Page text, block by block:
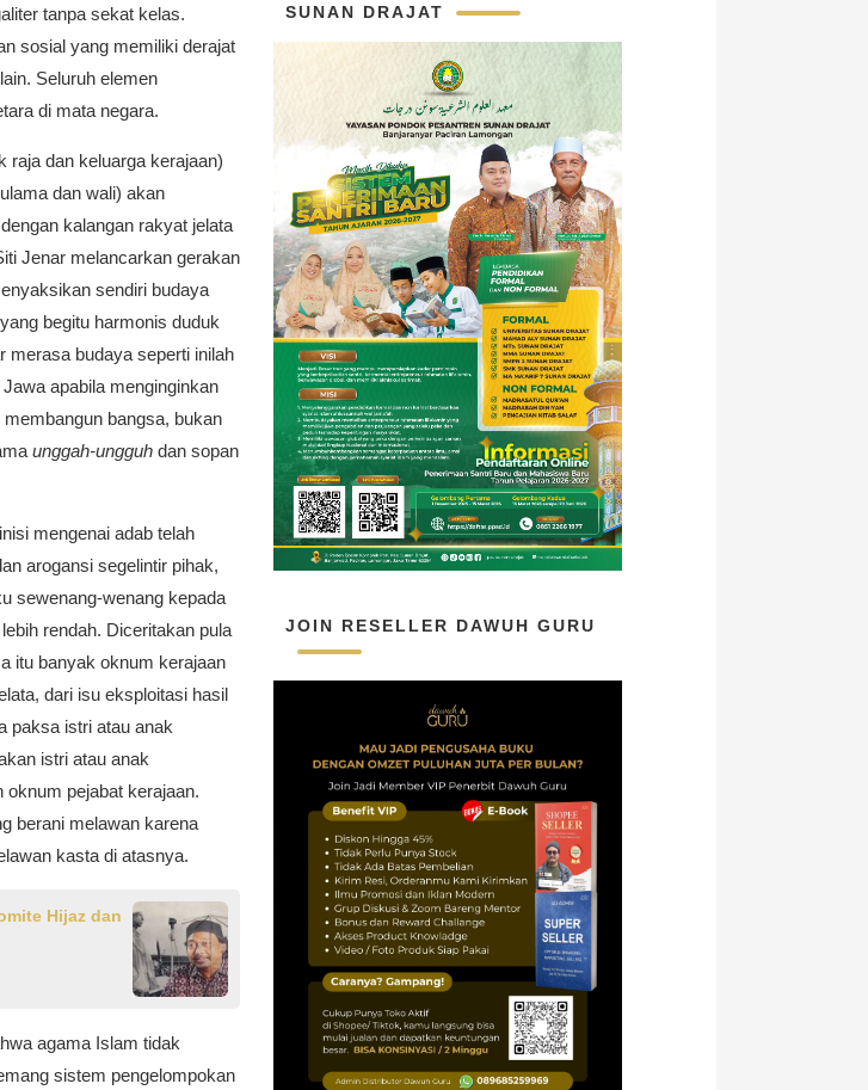
tanpa sekat kelas.
sosial yang memiliki derajat
Seluruh elemen
di mata negara.
raja dan keluarga kerajaan)
dan wali) akan
kalangan rakyat jelata
Jenar melancarkan gerakan
sendiri budaya
begitu harmonis duduk
merasa budaya seperti inilah
apabila menginginkan
bangsa, bukan
unggah-ungguh dan sopan
mengenai adab telah
arogansi segelintir pihak,
sewenang-wenang kepada
rendah. Diceritakan pula
itu banyak oknum kerajaan
dari isu eksploitasi hasil
paksa istri atau anak
istri atau anak
oknum pejabat kerajaan.
berani melawan karena
kasta di atasnya.
Hijaz dan
agama Islam tidak
sistem pengelompokan
SUNAN DRAJAT
JOIN RESELLER DAWUH GURU